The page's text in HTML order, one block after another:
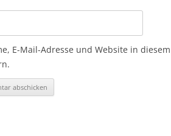
E-Mail-Adresse und Website in